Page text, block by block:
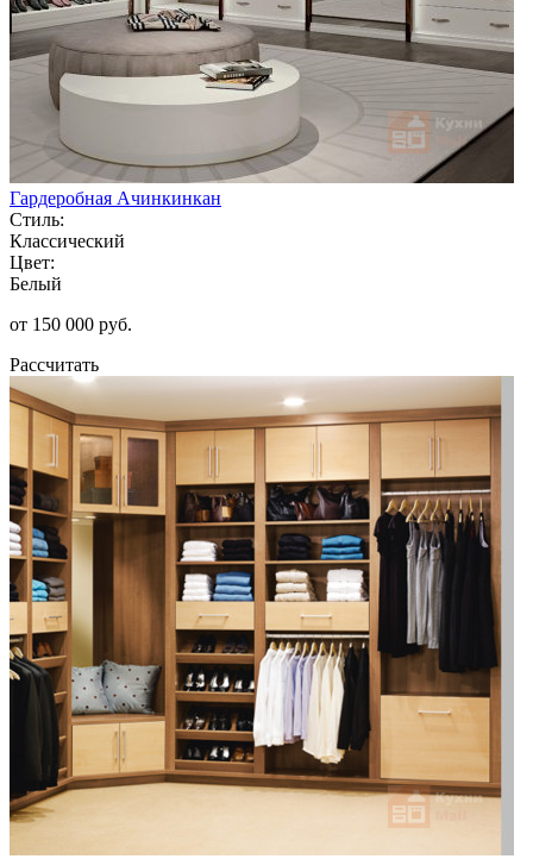
Гардеробная Ачинкинкан
Стиль:
Классический
Цвет:
Белый
от 150 000 руб.
Рассчитать